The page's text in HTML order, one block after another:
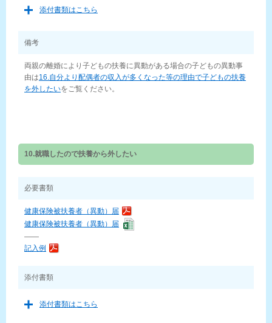
添付書類はこちら
備考
両親の離婚により子どもの扶養に異動がある場合の子どもの異動事
由は16.自分より配偶者の収入が多くなった等の理由で子どもの扶養
を外したいをご覧ください。
10.就職したので扶養から外したい
必要書類
健康保険被扶養者（異動）届
健康保険被扶養者（異動）届
——
記入例
添付書類
添付書類はこちら